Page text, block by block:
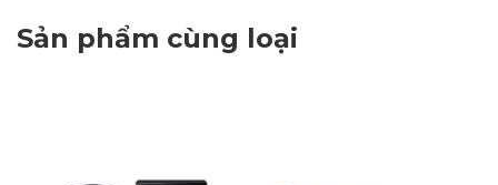
Sản phẩm cùng loại